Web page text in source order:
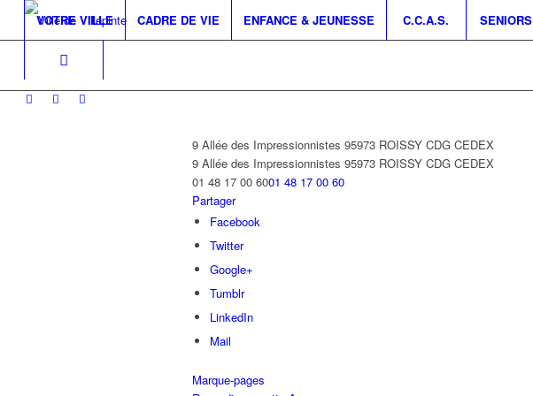
VOTRE VILLE CADRE DE VIE ENFANCE & JEUNESSE C.C.A.S. SENIORS
9 Allée des Impressionnistes 95973 ROISSY CDG CEDEX
9 Allée des Impressionnistes 95973 ROISSY CDG CEDEX
01 48 17 00 6001 48 17 00 60
Partager
Facebook
Twitter
Google+
Tumblr
LinkedIn
Mail
Marque-pages